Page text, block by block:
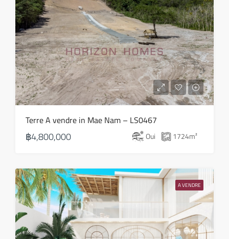
Terre A vendre in Mae Nam – LS0467
฿4,800,000 Oui 1724m²
A VENDRE